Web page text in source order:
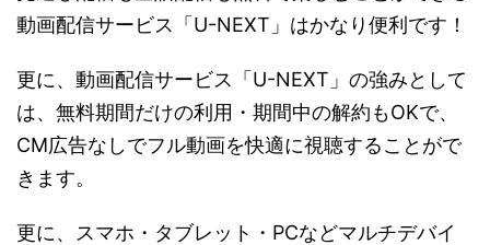
動画配信サービス「U-NEXT」はかなり便利です！
更に、動画配信サービス「U-NEXT」の強みとして
は、無料期間だけの利用・期間中の解約もOKで、
CM広告なしでフル動画を快適に視聴することがで
きます。
更に、スマホ・タブレット・PCなどマルチデバイ